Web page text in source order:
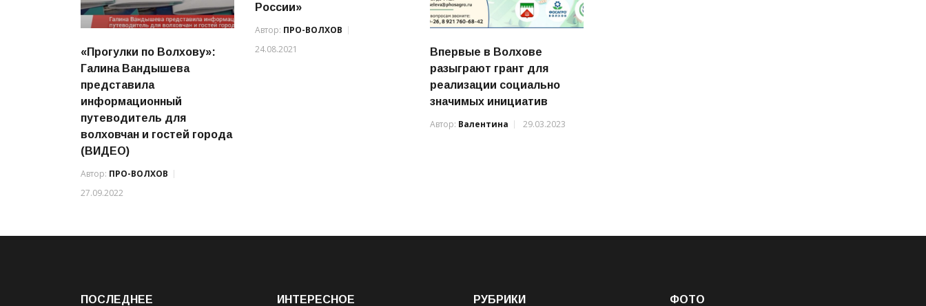
«Прогулки по Волхову»:
Галина Вандышева
представила
информационный
путеводитель для
волховчан и гостей города
(ВИДЕО)
Автор: ПРО-ВОЛХОВ
27.09.2022
России»
Автор: ПРО-ВОЛХОВ
24.08.2021
Впервые в Волхове
разыграют грант для
реализации социально
значимых инициатив
Автор: Валентина 29.03.2023
ПОСЛЕДНЕЕ ИНТЕРЕСНОЕ РУБРИКИ ФОТО